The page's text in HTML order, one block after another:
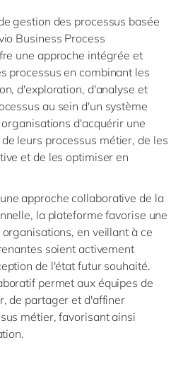
gestion des processus basée
Business Process
une approche intégrée et
processus en combinant les
d'exploration, d'analyse et
au sein d'un système
d'acquérir une
leurs processus métier, de les
et de les optimiser en
approche collaborative de la
la plateforme favorise une
en veillant à ce
soient activement
de l'état futur souhaité.
permet aux équipes de
de partager et d'affiner
métier, favorisant ainsi